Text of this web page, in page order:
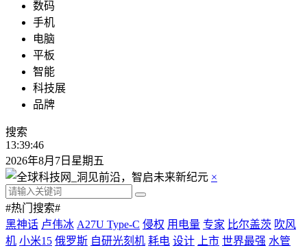
数码
手机
电脑
平板
智能
科技展
品牌
搜索
13:39:47
2026年8月7日星期五
×
#热门搜索#
黑神话 卢伟冰 A27U Type-C 侵权 用电量 专家 比尔盖茨 吹风
机 小米15 俄罗斯 自研光刻机 耗电 设计 上市 世界最强 水管